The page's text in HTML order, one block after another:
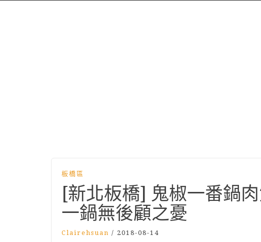
板橋區
[新北板橋] 鬼椒一番鍋
一鍋無後顧之憂
Clairehsuan / 2018-08-14